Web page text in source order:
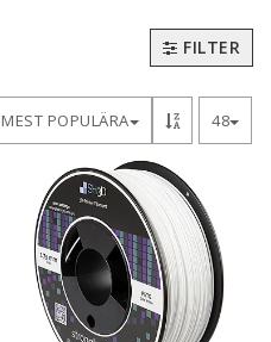
FILTER
MEST POPULÄRA 48